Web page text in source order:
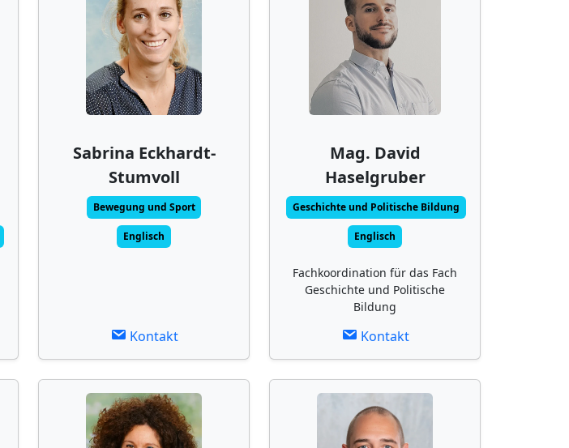
Sabrina Eckhardt-
Stumvoll
Bewegung und Sport
Englisch
Kontakt
Mag. David
Haselgruber
Geschichte und Politische Bildung
Englisch
Fachkoordination für das Fach
Geschichte und Politische
Bildung
Kontakt